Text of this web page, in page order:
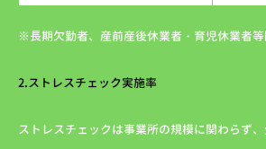
※長期欠勤者、産前産後休業者・育児休業者等
2.ストレスチェック実施率
ストレスチェックは事業所の規模に関わらず